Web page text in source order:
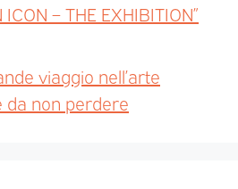
– THE EXHIBITION”
viaggio nell’arte
da non perdere